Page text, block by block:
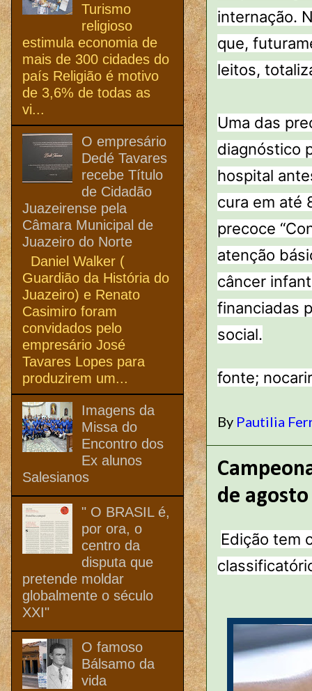
internação.
que,
leitos,
Uma das
diagnóstico
hospital
cura em até
precoce
atenção
câncer
financiadas
social.
fonte;
By Pautilia
de
Edição tem
Turismo
religioso
estimula economia de
mais de 300 cidades do
país Religião é motivo
de 3,6% de todas as
vi...
O empresário
Dedé Tavares
recebe Título
de Cidadão
Juazeirense pela
Câmara Municipal de
Juazeiro do Norte
Daniel Walker (
Guardião da História do
Juazeiro) e Renato
Casimiro foram
convidados pelo
empresário José
Tavares Lopes para
produzirem um...
Imagens da
Missa do
Encontro dos
Ex alunos
Salesianos
" O BRASIL é,
por ora, o
centro da
disputa que
pretende moldar
globalmente o século
XXI"
O famoso
Bálsamo da
vida